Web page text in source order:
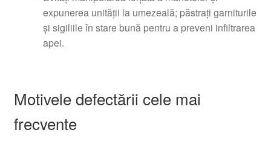
expunerea unităţii la umezeală; păstraţi garniturile
şi sigiliile în stare bună pentru a preveni infiltrarea
apei.
Motivele defectării cele mai
frecvente